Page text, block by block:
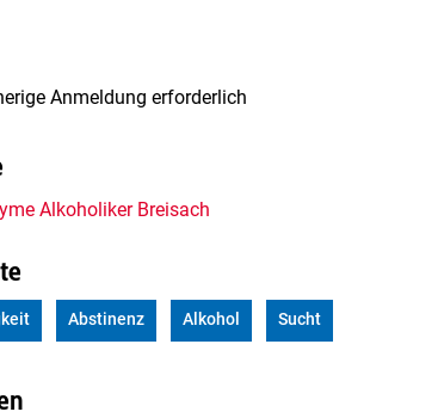
Anmeldung erforderlich
Alkoholiker Breisach
Abstinenz Alkohol Sucht